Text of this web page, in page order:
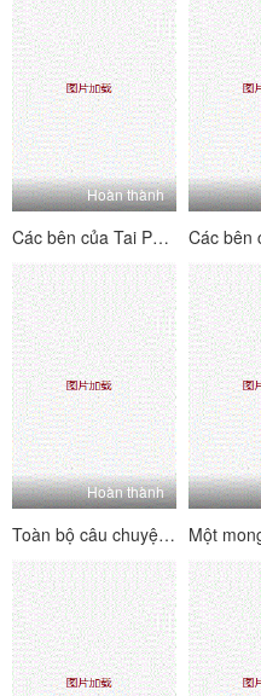
Hoàn thành
Các bên của Tai PK House's Tai's Sides [2] Vui vẻ và hai mặt ~ Kiểm tra trang web để xem mỗi người chơi B-Showers của B-Players ~ Lolita hét lên, đam mê và hung dữ!
Hoàn thành
Toàn bộ câu chuyện về sự hồi hộp hài hước của một người bạn 3p [1] ấm lòng, thở dài, đĩ và đĩ